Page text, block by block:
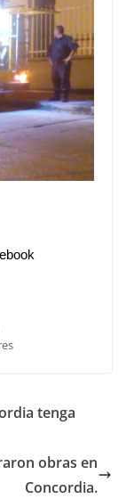
tenga
obras en
Concordia.